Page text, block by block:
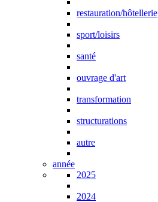
restauration/hôtellerie
sport/loisirs
santé
ouvrage d'art
transformation
structurations
autre
année
2025
2024